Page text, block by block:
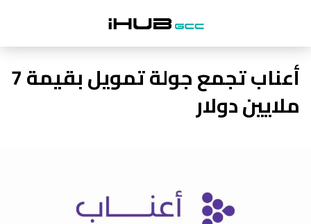
أعناب تجمع جولة تمويل بقيمة 7
ملايين دولار